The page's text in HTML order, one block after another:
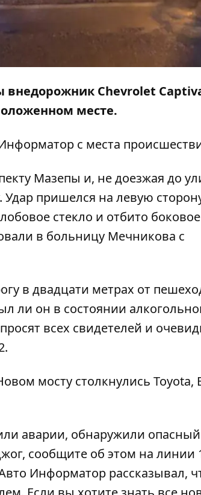
внедорожник Chevrolet
месте.
с места
Мазепы и, не доезжая до
пришелся на левую
стекло и отбито боковое
в больницу Мечникова с
в двадцати метрах от
ли он в состоянии
всех свидетелей и
мосту столкнулись Toyota,
аварии, обнаружили опасный
сообщите об этом на линии
Информатор рассказывал,